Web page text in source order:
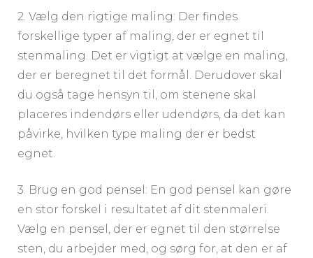
2. Vælg den rigtige maling: Der findes
forskellige typer af maling, der er egnet til
stenmaling. Det er vigtigt at vælge en maling,
der er beregnet til det formål. Derudover skal
du også tage hensyn til, om stenene skal
placeres indendørs eller udendørs, da det kan
påvirke, hvilken type maling der er bedst
egnet.
3. Brug en god pensel: En god pensel kan gøre
en stor forskel i resultatet af dit stenmaleri.
Vælg en pensel, der er egnet til den størrelse
sten, du arbejder med, og sørg for, at den er af